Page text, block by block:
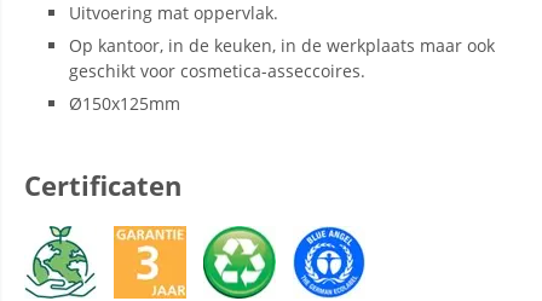
Uitvoering mat oppervlak.
Op kantoor, in de keuken, in de werkplaats maar ook
geschikt voor cosmetica-asseccoires.
Ø150x125mm
Certificaten